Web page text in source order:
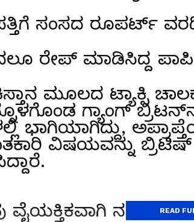
ಸಂಸದ ರೂಪರ್ಟ್‌
ರೇಪ್‌ ಮಾಡಿಸಿದ್ದ
ಮೂಲದ ಟ್ಯಾಕ್ಸಿ
ಗ್ಯಾಂಗ್‌
ಭಾಗಿಯಾಗಿದ್ದು,
ವಿಷಯವನ್ನು
ವೈಯಕ್ತಿಕವಾಗಿ ನಡೆಸಿದ
READ